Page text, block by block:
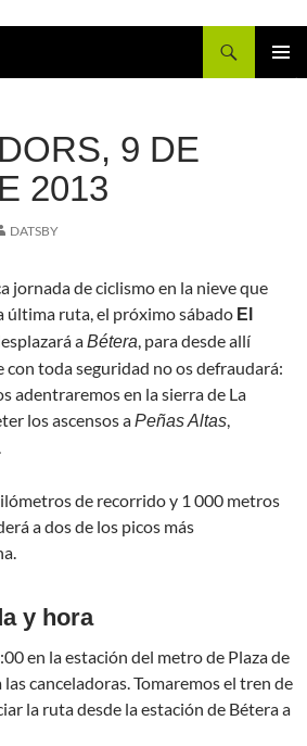
9 DE
2013
DATSBY
jornada de ciclismo en la nieve que
última ruta, el próximo sábado El
aBétera, para desde allí
toda seguridad no os defraudará:
adentraremos en la sierra de La
los ascensos aPeñas Altas,
de recorrido y 1 000 metros
a dos de los picos más
y hora
en la estación del metro de Plaza de
canceladoras. Tomaremos el tren de
la ruta desde la estación de Bétera a